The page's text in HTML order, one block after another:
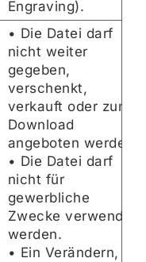
Engraving).
• Die Datei darf
nicht weiter
gegeben,
verschenkt,
verkauft oder zum
Download
angeboten werden.
• Die Datei darf
nicht für
gewerbliche
Zwecke verwendet
werden.
• Ein Verändern,